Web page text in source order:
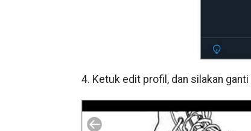
4. Ketuk edit profil, dan silakan